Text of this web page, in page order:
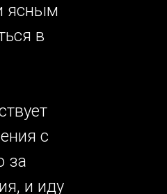
ясным
в
с
за
и иду